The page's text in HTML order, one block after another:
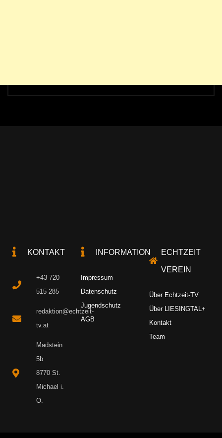
KONTAKT
+43 720
515 285
redaktion@echtzeit-
tv.at
Madstein
5b
8770 St.
Michael i.
O.
INFORMATION
Impressum
Datenschutz
Jugendschutz
AGB
ECHTZEIT
VEREIN
Über Echtzeit-TV
Über LIESINGTAL+
Kontakt
Team